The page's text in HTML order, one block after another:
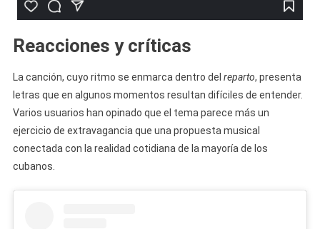
Reacciones y críticas
La canción, cuyo ritmo se enmarca dentro del reparto, presenta
letras que en algunos momentos resultan difíciles de entender.
Varios usuarios han opinado que el tema parece más un
ejercicio de extravagancia que una propuesta musical
conectada con la realidad cotidiana de la mayoría de los
cubanos.